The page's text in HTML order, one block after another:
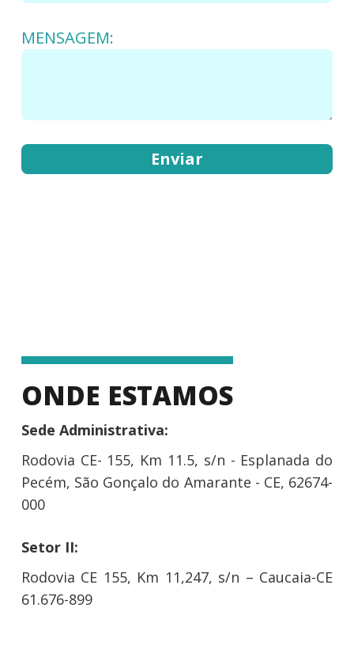
MENSAGEM:
ONDE ESTAMOS
Sede Administrativa:
Rodovia CE- 155, Km 11.5, s/n - Esplanada do
Pecém, São Gonçalo do Amarante - CE, 62674-
000
Setor II:
Rodovia CE 155, Km 11,247, s/n – Caucaia-CE
61.676-899